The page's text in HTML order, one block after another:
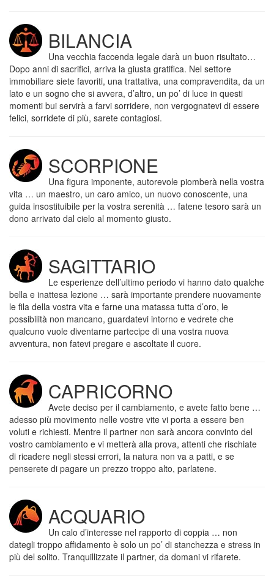
BILANCIA
Una vecchia faccenda legale darà un buon risultato…
Dopo anni di sacrifici, arriva la giusta gratifica. Nel settore
immobiliare siete favoriti, una trattativa, una compravendita, da un
lato e un sogno che si avvera, d’altro, un po’ di luce in questi
momenti bui servirà a farvi sorridere, non vergognatevi di essere
felici, sorridete di più, sarete contagiosi.
SCORPIONE
Una figura imponente, autorevole piomberà nella vostra
vita … un maestro, un caro amico, un nuovo conoscente, una
guida insostituibile per la vostra serenità … fatene tesoro sarà un
dono arrivato dal cielo al momento giusto.
SAGITTARIO
Le esperienze dell’ultimo periodo vi hanno dato qualche
bella e inattesa lezione … sarà importante prendere nuovamente
le fila della vostra vita e farne una matassa tutta d’oro, le
possibilità non mancano, guardatevi intorno e vedrete che
qualcuno vuole diventarne partecipe di una vostra nuova
avventura, non fatevi pregare e ascoltate il cuore.
CAPRICORNO
Avete deciso per il cambiamento, e avete fatto bene …
adesso più movimento nelle vostre vite vi porta a essere ben
voluti e richiesti. Mentre il partner non sarà ancora convinto del
vostro cambiamento e vi metterà alla prova, attenti che rischiate
di ricadere negli stessi errori, la natura non va a patti, e se
penserete di pagare un prezzo troppo alto, parlatene.
ACQUARIO
Un calo d’interesse nel rapporto di coppia … non
dategli troppo affidamento è solo un po’ di stanchezza e stress in
più del solito. Tranquillizzate il partner, da domani vi rifarete.